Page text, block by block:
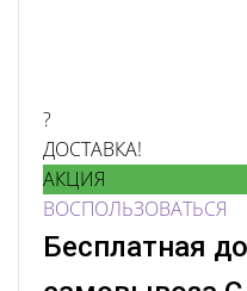
?
ДОСТАВКА!
АКЦИЯ
ВОСПОЛЬЗОВАТЬСЯ
Бесплатная